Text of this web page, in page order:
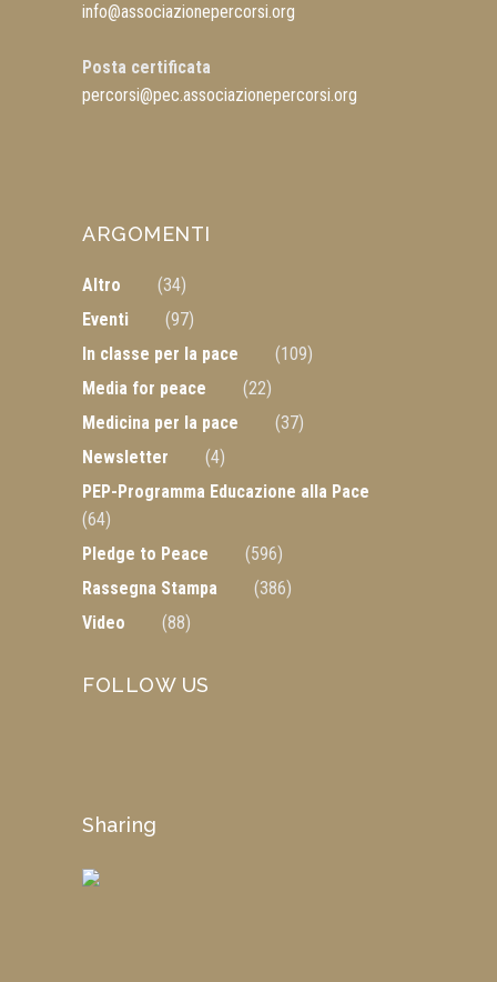
info@associazionepercorsi.org
Posta certificata
percorsi@pec.associazionepercorsi.org
ARGOMENTI
Altro
(34)
Eventi
(97)
In classe per la pace
(109)
Media for peace
(22)
Medicina per la pace
(37)
Newsletter
(4)
PEP-Programma Educazione alla Pace
(64)
Pledge to Peace
(596)
Rassegna Stampa
(386)
Video
(88)
FOLLOW US
Sharing